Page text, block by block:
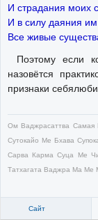
И страдания моих
И в силу даяния
Все живые
Поэтому если
назовётся
признаки
Ом Ваджрасаттва Самая
Сутокайо Ме Бхава
Сарва Карма Суца Ме
Татхагата Ваджра Ма Ме
Сайт